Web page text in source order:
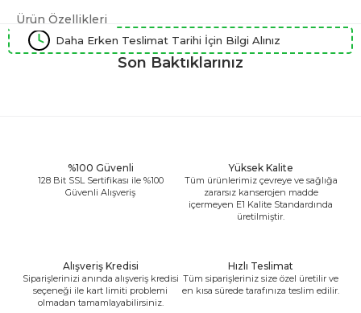
Ürün Özellikleri
Daha Erken Teslimat Tarihi İçin Bilgi Alınız
Son Baktıklarınız
%100 Güvenli
128 Bit SSL Sertifikası ile %100
Güvenli Alışveriş
Yüksek Kalite
Tüm ürünlerimiz çevreye ve sağlığa
zararsız kanserojen madde
içermeyen E1 Kalite Standardında
üretilmiştir.
Alışveriş Kredisi
Siparişlerinizi anında alışveriş kredisi
seçeneği ile kart limiti problemi
olmadan tamamlayabilirsiniz.
Hızlı Teslimat
Tüm siparişleriniz size özel üretilir ve
en kısa sürede tarafınıza teslim edilir.